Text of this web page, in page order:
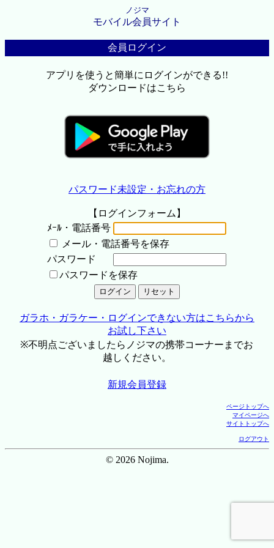
ノジマ
モバイル会員サイト
会員ログイン
アプリを使うと簡単にログインができる!!
ダウンロードはこちら
パスワード未設定・お忘れの方
【ログインフォーム】
ﾒｰﾙ・電話番号
メール・電話番号を保存
パスワード
パスワードを保存
ガラホ・ガラケー・ログインできない方はこちらから
お試し下さい
※不明点ございましたらノジマの携帯コーナーまでお
越しください。
新規会員登録
ページトップへ
マイページへ
サイトトップへ
ログアウト
© 2026 Nojima.